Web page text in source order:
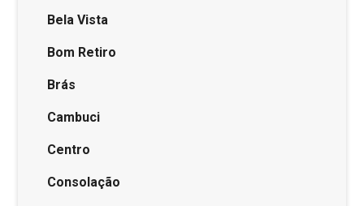
Bela Vista
Bom Retiro
Brás
Cambuci
Centro
Consolação